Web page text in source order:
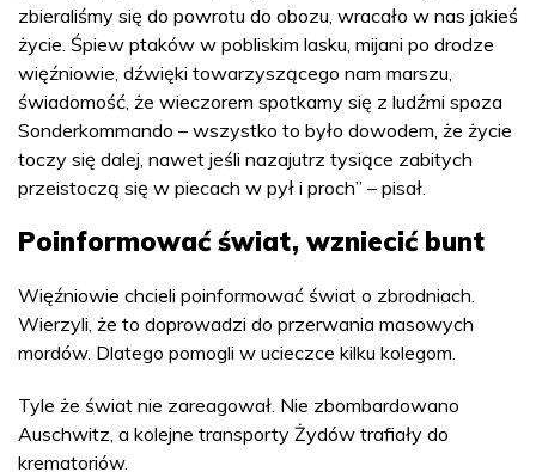
zbieraliśmy się do powrotu do obozu, wracało w nas jakieś
życie. Śpiew ptaków w pobliskim lasku, mijani po drodze
więźniowie, dźwięki towarzyszącego nam marszu,
świadomość, że wieczorem spotkamy się z ludźmi spoza
Sonderkommando – wszystko to było dowodem, że życie
toczy się dalej, nawet jeśli nazajutrz tysiące zabitych
przeistoczą się w piecach w pył i proch” – pisał.
Poinformować świat, wzniecić bunt
Więźniowie chcieli poinformować świat o zbrodniach.
Wierzyli, że to doprowadzi do przerwania masowych
mordów. Dlatego pomogli w ucieczce kilku kolegom.
Tyle że świat nie zareagował. Nie zbombardowano
Auschwitz, a kolejne transporty Żydów trafiały do
krematoriów.